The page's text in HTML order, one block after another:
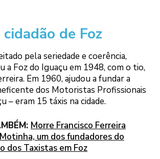
de Foz
pela seriedade e coerência,
a Foz do Iguaçu em 1948, com o tio,
Em 1960, ajudou a fundar a
dos Motoristas Profissionais
– eram 15 táxis na cidade.
Morre Francisco Ferreira
um dos fundadores do
dos Taxistas em Foz